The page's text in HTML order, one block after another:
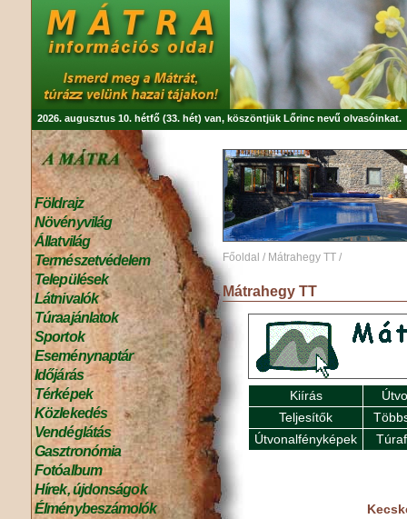
2026. augusztus 10. hétfő (33. hét) van, köszöntjük Lőrinc nevű olvasóinkat.
Földrajz
Növényvilág
Állatvilág
Természetvédelem
Települések
Látnivalók
Túraajánlatok
Sportok
Eseménynaptár
Időjárás
Térképek
Közlekedés
Vendéglátás
Gasztronómia
Fotóalbum
Hírek, újdonságok
Élménybeszámolók
Főoldal / Mátrahegy TT /
Mátrahegy TT
Kiírás
Teljesítők
Útvonalfényképek